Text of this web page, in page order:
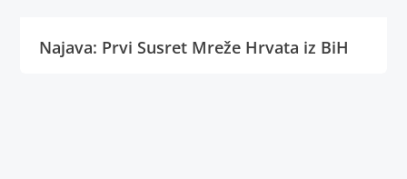
Najava: Prvi Susret Mreže Hrvata iz BiH